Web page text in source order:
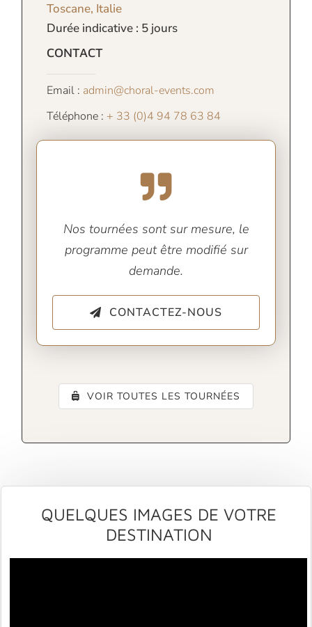
Toscane, Italie
Durée indicative : 5 jours
CONTACT
Email : admin@choral-events.com
Téléphone : + 33 (0)4 94 78 63 84
Nos tournées sont sur mesure, le
programme peut être modifié sur
demande.
CONTACTEZ-NOUS
VOIR TOUTES LES TOURNÉES
QUELQUES IMAGES DE VOTRE
DESTINATION